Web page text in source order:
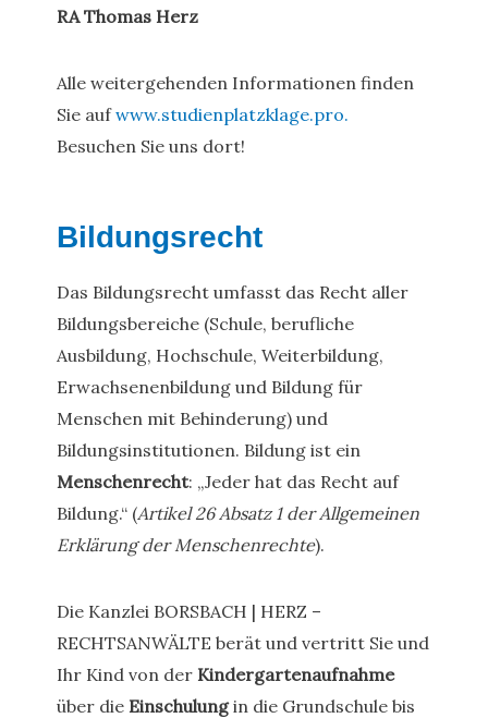
RA Thomas Herz
Alle weitergehenden Informationen finden
Sie aufwww.studienplatzklage.pro.
Besuchen Sie uns dort!
Bildungsrecht
Das Bildungsrecht umfasst das Recht aller
Bildungsbereiche (Schule, berufliche
Ausbildung, Hochschule, Weiterbildung,
Erwachsenenbildung und Bildung für
Menschen mit Behinderung) und
Bildungsinstitutionen. Bildung ist ein
Menschenrecht: „Jeder hat das Recht auf
Bildung.“ (Artikel 26 Absatz 1 der Allgemeinen
Erklärung der Menschenrechte).
Die Kanzlei BORSBACH | HERZ –
RECHTSANWÄLTE berät und vertritt Sie und
Ihr Kind von der Kindergartenaufnahme
über die Einschulungin die Grundschule bis